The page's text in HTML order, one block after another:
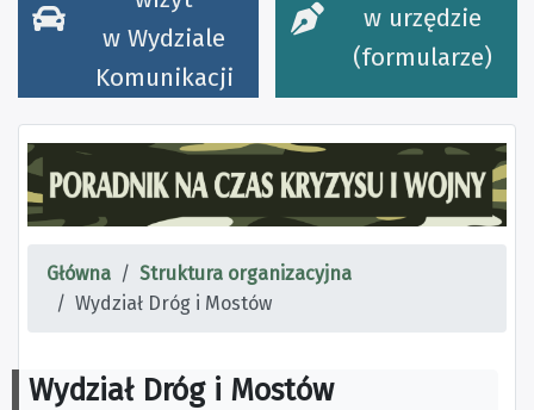
w Wydziale
Komunikacji
w urzędzie
(formularze)
Główna
Struktura organizacyjna
Wydział Dróg i Mostów
Wydział Dróg i Mostów